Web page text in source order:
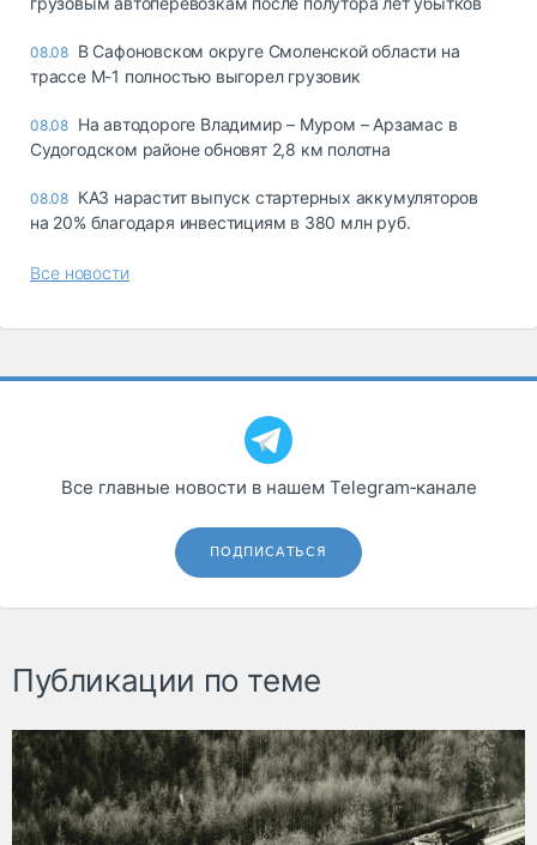
08.08 В Сафоновском округе Смоленской области на
трассе М-1 полностью выгорел грузовик
08.08 На автодороге Владимир – Муром – Арзамас в
Судогодском районе обновят 2,8 км полотна
08.08 КАЗ нарастит выпуск стартерных аккумуляторов
на 20% благодаря инвестициям в 380 млн руб.
Все новости
Все главные новости в нашем Telegram‑канале
ПОДПИСАТЬСЯ
Публикации по теме